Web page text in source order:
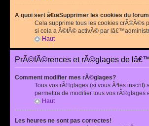
A quoi sert â€œSupprimer les cookies du
Cela supprime tous les cookies crÃ©Ã©s
si cela a Ã©tÃ© activÃ© par
Haut
PrÃ©fÃ©rences et rÃ©glages de
Comment modifier mes rÃ©glages?
Tous vos rÃ©glages (si vous Ãªtes
permettra de modifier tous vos rÃ©glages
Haut
Les heures ne sont pas correctes!